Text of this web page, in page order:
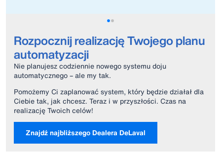
Rozpocznij realizację Twojego planu
automatyzacji
Nie planujesz codziennie nowego systemu doju
automatycznego – ale my tak.
Pomożemy Ci zaplanować system, który będzie działał dla
Ciebie tak, jak chcesz. Teraz i w przyszłości. Czas na
realizację Twoich celów!
Znajdź najbliższego Dealera DeLaval